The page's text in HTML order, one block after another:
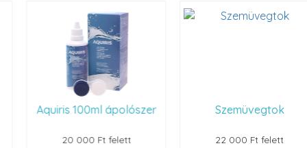
Aquiris 100ml ápolószer
20 000 Ft felett
Szemüvegtok
22 000 Ft felett